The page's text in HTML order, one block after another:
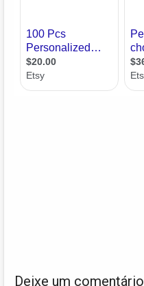
Deixe um comentário